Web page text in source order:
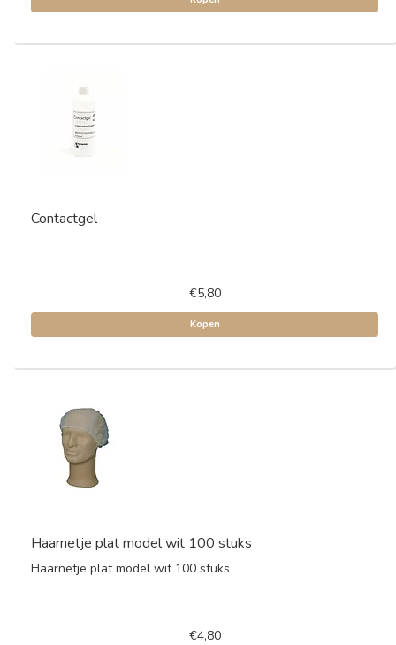
Contactgel
€5,80
Kopen
Haarnetje plat model wit 100 stuks
Haarnetje plat model wit 100 stuks
€4,80